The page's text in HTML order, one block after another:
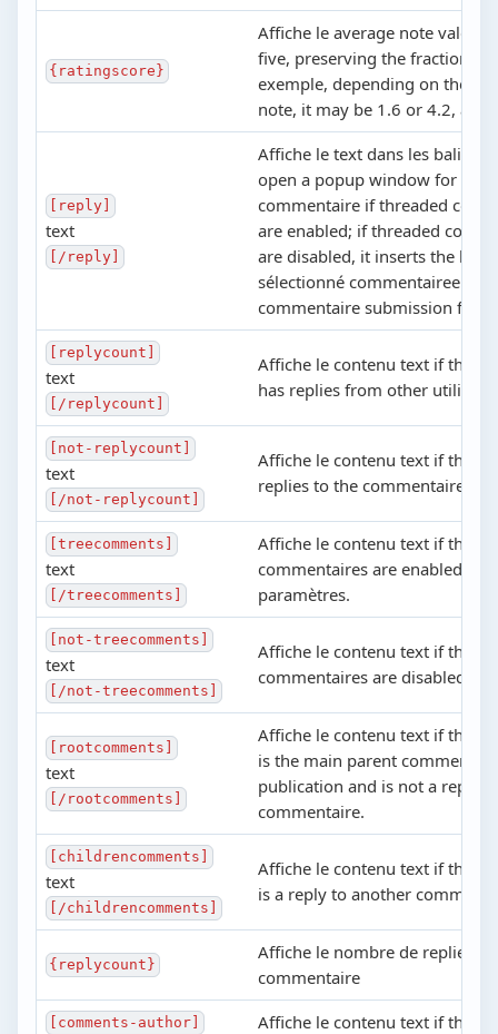
{ratingscore}
Affiche le average note valeur
five, preserving the fractional
exemple, depending on the
note, it may be 1.6 or 4.2, and
[reply]
text
[/reply]
Affiche le text dans les balises
open a popup window for
commentaire if threaded
are enabled; if threaded
are disabled, it inserts the
sélectionné commentaireer
commentaire submission form
[replycount]
text
[/replycount]
Affiche le contenu text if the
has replies from other
[not-replycount]
text
[/not-replycount]
Affiche le contenu text if there
replies to the commentaire
[treecomments]
text
[/treecomments]
Affiche le contenu text if
commentaires are enabled in
paramètres.
[not-treecomments]
text
[/not-treecomments]
Affiche le contenu text if
commentaires are disabled.
[rootcomments]
text
[/rootcomments]
Affiche le contenu text if the
is the main parent
publication and is not a reply
commentaire.
[childrencomments]
text
[/childrencomments]
Affiche le contenu text if the
is a reply to another
{replycount}
Affiche le nombre de replies to
commentaire
[comments-author]
Affiche le contenu text if the